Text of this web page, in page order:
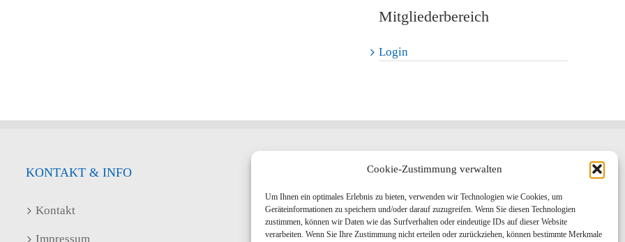
Cookie-Zustimmung verwalten
Um Ihnen ein optimales Erlebnis zu bieten, verwenden wir Technologien wie Cookies, um
Geräteinformationen zu speichern und/oder darauf zuzugreifen. Wenn Sie diesen Technologien
zustimmen, können wir Daten wie das Surfverhalten oder eindeutige IDs auf dieser Website
verarbeiten. Wenn Sie Ihre Zustimmung nicht erteilen oder zurückziehen, können bestimmte Merkmale
Mitgliederbereich
Login
KONTAKT & INFO
Kontakt
Impressum
Die Bedeutung der ersten 1000 Tage im Leben
Termine Supervision 2026